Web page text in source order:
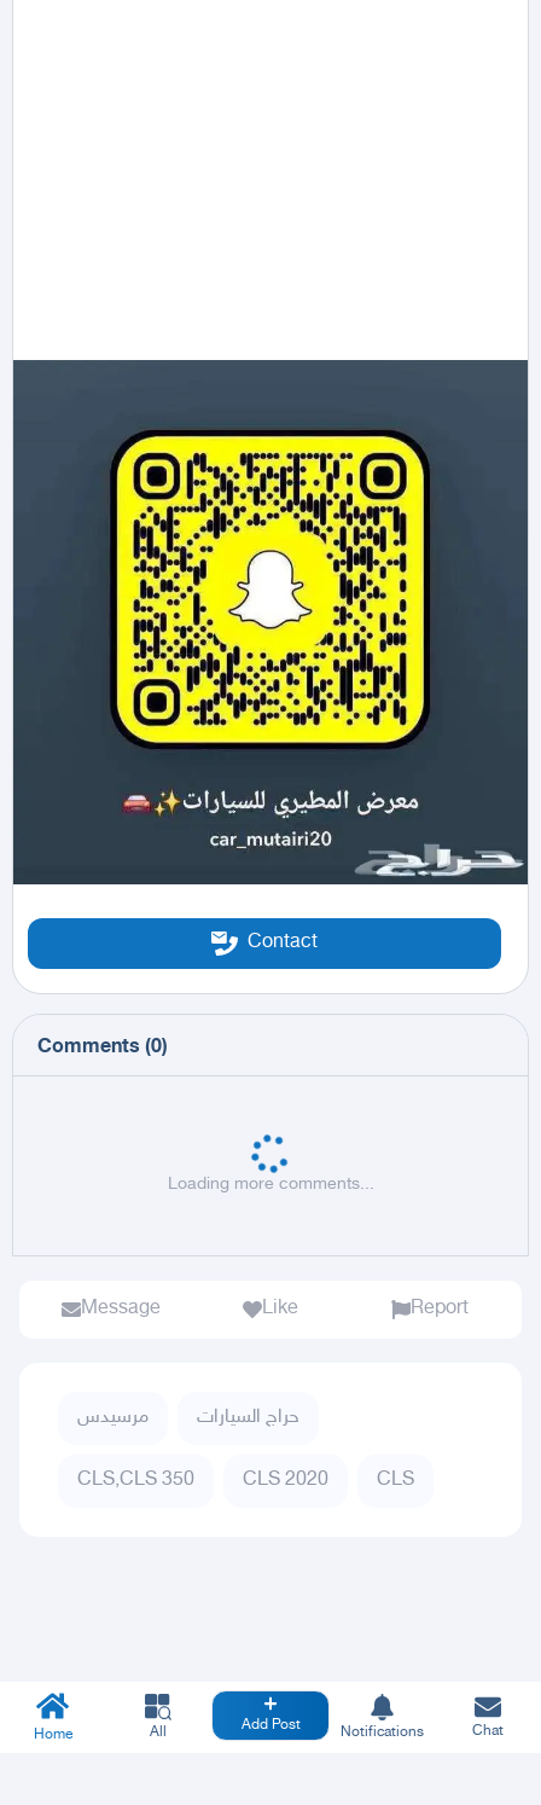
Contact
Comments (0)
Loading more comments...
Message Like Report
مرسيدس حراج السيارات
CLS,CLS 350 CLS 2020 CLS
Home All Add Post Notifications Chat